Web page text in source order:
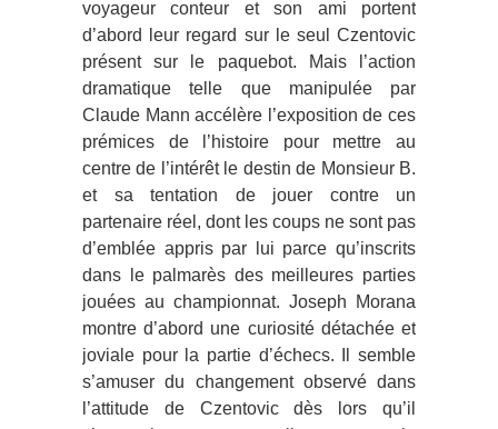
voyageur conteur et son ami portent
d’abord leur regard sur le seul Czentovic
présent sur le paquebot. Mais l’action
dramatique telle que manipulée par
Claude Mann accélère l’exposition de ces
prémices de l’histoire pour mettre au
centre de l’intérêt le destin de Monsieur B.
et sa tentation de jouer contre un
partenaire réel, dont les coups ne sont pas
d’emblée appris par lui parce qu’inscrits
dans le palmarès des meilleures parties
jouées au championnat. Joseph Morana
montre d’abord une curiosité détachée et
joviale pour la partie d’échecs. Il semble
s’amuser du changement observé dans
l’attitude de Czentovic dès lors qu’il